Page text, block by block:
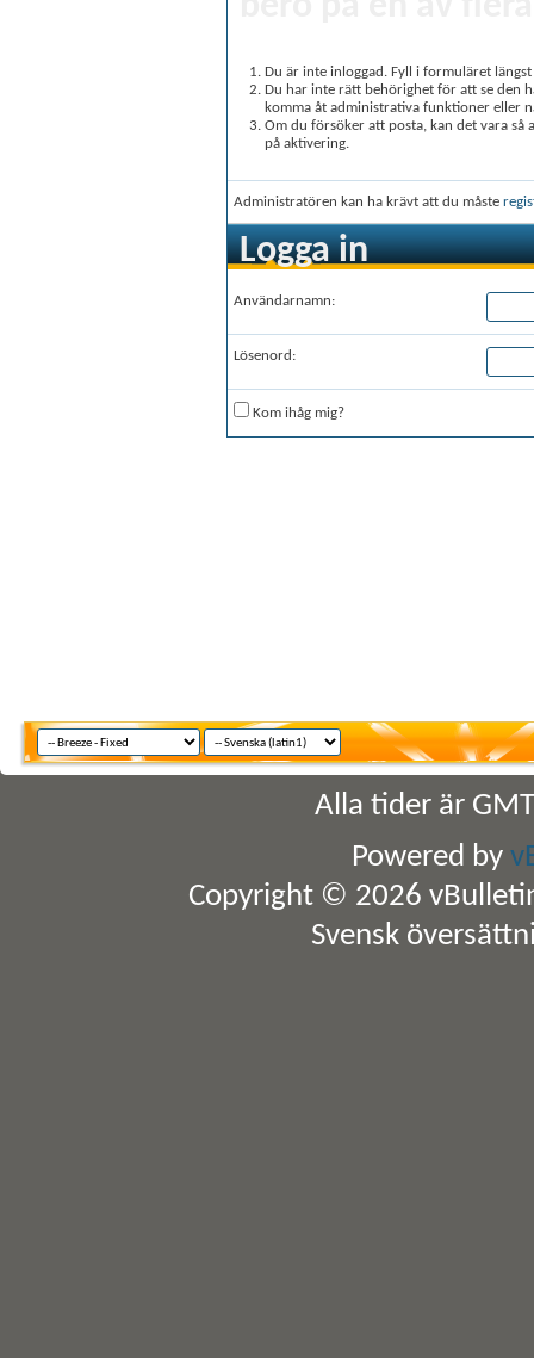
Du är inte inloggad. Fyll i formuläret
Du har inte rätt behörighet för att se den
komma åt administrativa funktioner eller
Om du försöker att posta, kan det vara
på aktivering.
Administratören kan ha krävt att du måste
Logga in
Användarnamn:
Lösenord:
Kom ihåg mig?
Alla tider är
Powered by
Copyright © 2026
Svensk